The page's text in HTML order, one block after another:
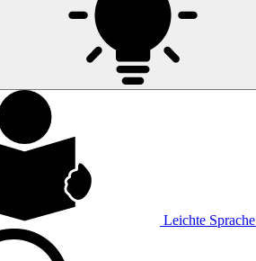
Leichte Sprache